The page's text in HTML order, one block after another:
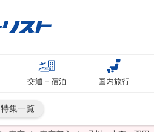
交通＋宿泊 国内旅行
特集一覧